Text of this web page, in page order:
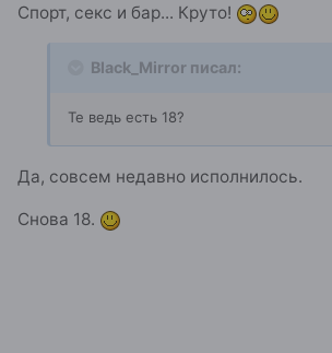
Спорт, секс и бар... Круто!
Black_Mirror писал:
Те ведь есть 18?
Да, совсем недавно исполнилось.
Снова 18.